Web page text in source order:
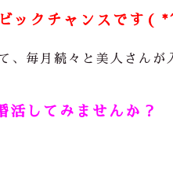
ックチャンスです(
、毎月続々と美人さんが
活してみませんか？